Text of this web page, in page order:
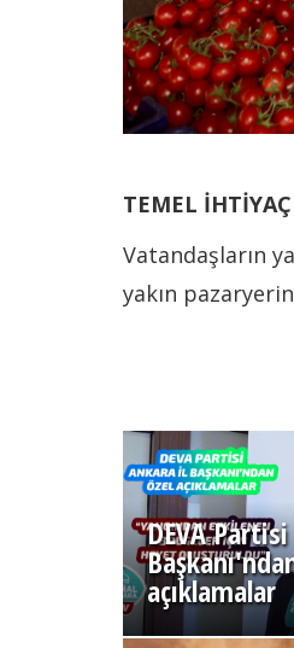
TEMEL
Vatandaşların
yakın
DEVA
açıklamalar